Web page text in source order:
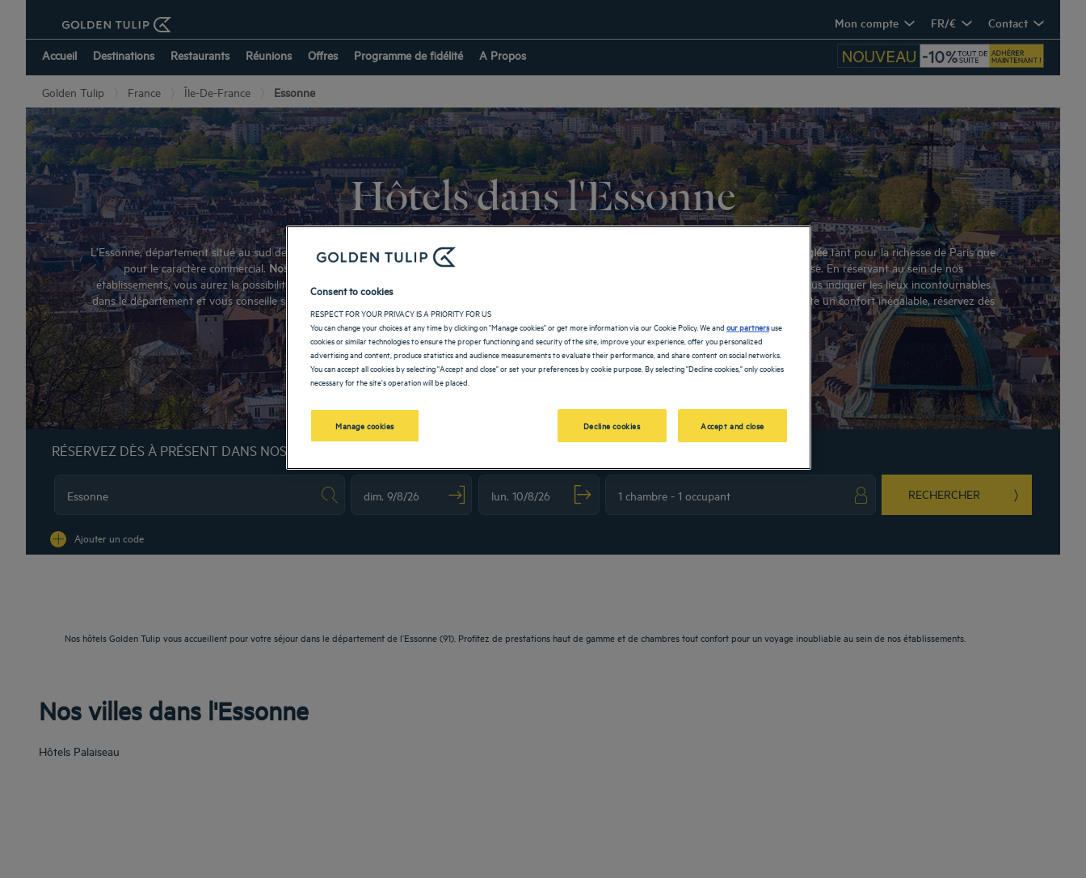
Mon compte FR/€ Contact
Accueil Destinations Restaurants Réunions Offres Programme de fidélité A Propos
Golden Tulip France Île-De-France Essonne
Hôtels dans l'Essonne
L’Essonne, département situé au sud de Paris, est en partie intégrée à la capitale. Une situation géographique qui fait d’elle une destination privilégiéetant pour la richesse de Paris que
pour le caractère commercial.Nos hôtels 3 et 4 étoilesvous accueillent aussi bien pour un séjour en famille que pour un séminaire d’entreprise. En réservant au sein de nos
établissements, vous aurez la possibilité de découvrir les richesses de l’Essonne aux portes de la capitale. Notre équipe se tient disponible pour vous indiquer les lieux incontournables
dans le département et vous conseille sur les différents itinéraires pour y arriver. Afin de vous reposer, chaque chambre de notre hôtel vous apporte un confort inégalable, réservez dès
maintenant votre place pour un séjour inoubliable en Essonne.
RETOUR À ÎLE-DE-FRANCE
RÉSERVEZ DÈS À PRÉSENT DANS NOS HÔTELS GOLDEN TULIP
RECHERCHER
Ajouter un code
Nos hôtels Golden Tulip vous accueillent pour votre séjour dans le département de l’Essonne (91). Profitez de prestations haut de gamme et de chambres tout confort pour un voyage inoubliable au sein de nos établissements.
Nos villes dans l'Essonne
Hôtels Palaiseau
Consent to cookies
RESPECT FOR YOUR PRIVACY IS A PRIORITY FOR US
You can change your choices at any time by clicking on "Manage cookies" or get more information via our Cookie Policy. We andour partnersuse
cookies or similar technologies to ensure the proper functioning and security of the site, improve your experience, offer you personalized
advertising and content, produce statistics and audience measurements to evaluate their performance, and share content on social networks.
You can accept all cookies by selecting "Accept and close" or set your preferences by cookie purpose. By selecting "Decline cookies," only cookies
necessary for the site's operation will be placed.
Manage cookies Decline cookies Accept and close